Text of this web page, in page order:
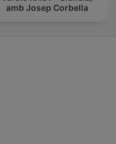
amb Josep Corbella